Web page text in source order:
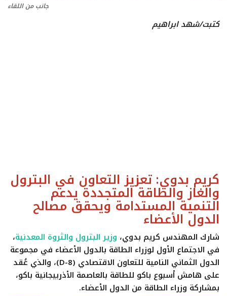
جانب من اللقاء
كتبت/شهد ابراهيم
كريم بدوي: تعزيز التعاون في البترول
والغاز والطاقة المتجددة يدعم
التنمية المستدامة ويحقق مصالح
الدول الأعضاء
شارك المهندس كريم بدوي، وزير البترول والثروة المعدنية،
في الاجتماع الأول لوزراء الطاقة بالدول الأعضاء في مجموعة
الدول الثماني النامية للتعاون الاقتصادي (D-8)، والذي عُقد
على هامش أسبوع باكو للطاقة بالعاصمة الأذربيجانية باكو،
بمشاركة وزراء الطاقة من الدول الأعضاء.